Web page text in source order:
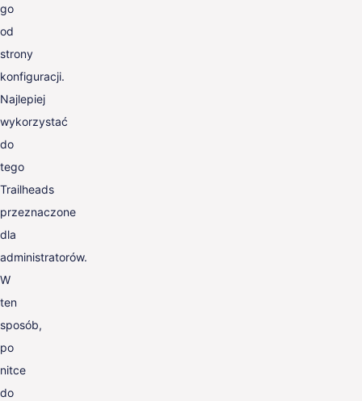
go
od
strony
konfiguracji.
Najlepiej
wykorzystać
do
tego
Trailheads
przeznaczone
dla
administratorów.
W
ten
sposób,
po
nitce
do